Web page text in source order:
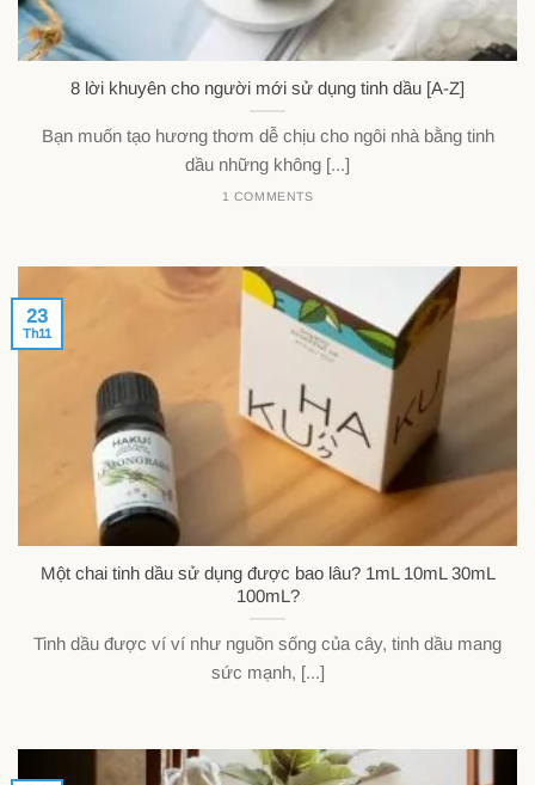
8 lời khuyên cho người mới sử dụng tinh dầu [A-Z]
Bạn muốn tạo hương thơm dễ chịu cho ngôi nhà bằng tinh
dầu những không [...]
1 COMMENTS
Một chai tinh dầu sử dụng được bao lâu? 1mL 10mL 30mL
100mL?
Tinh dầu được ví ví như nguồn sống của cây, tinh dầu mang
sức mạnh, [...]
23
Th11